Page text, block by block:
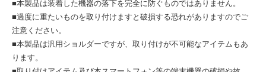
■本製品は装着した機器の落下を完全に防ぐものではありません。
■過度に重たいものを取り付けますと破損する恐れがありますのでご
注意ください。
■本製品は汎用ショルダーですが、取り付けが不可能なアイテムもあ
ります。